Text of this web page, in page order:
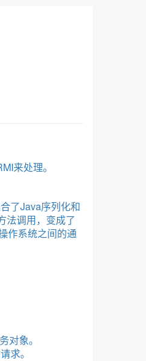
来处理。
了Java序列化和
法调用，变成了
作系统之间的通
对象。
求。